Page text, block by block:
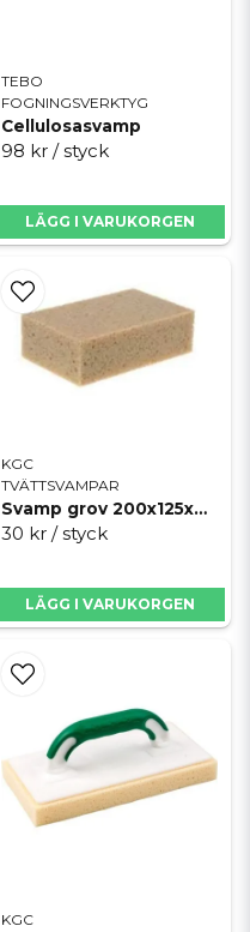
TEBO
FOGNINGSVERKTYG
Cellulosasvamp
98 kr / styck
LÄGG I VARUKORGEN
KGC
TVÄTTSVAMPAR
Svamp grov 200x125x60mm, SILVERLINE
30 kr / styck
LÄGG I VARUKORGEN
KGC